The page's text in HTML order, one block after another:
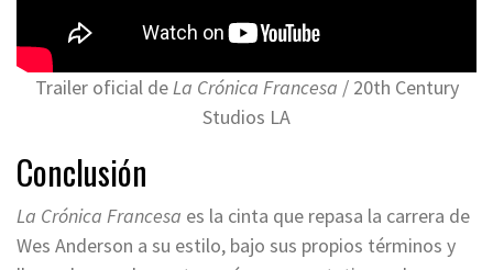
Trailer oficial deLa Crónica Francesa / 20th Century
Studios LA
Conclusión
La Crónica Francesa es la cinta que repasa la carrera de
Wes Anderson a su estilo, bajo sus propios términos y